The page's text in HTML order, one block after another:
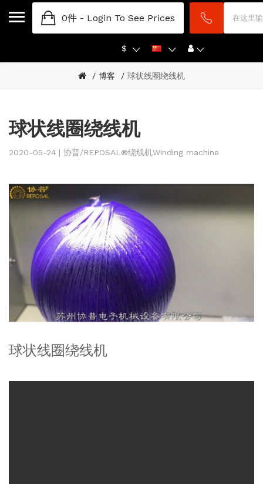
$
0件 - Login To See Prices
博客 球状线圈绕线机
球状线圈绕线机
2020-05-24 | 协普/REPOSAL®绕线机Winding machine
球状线圈绕线机